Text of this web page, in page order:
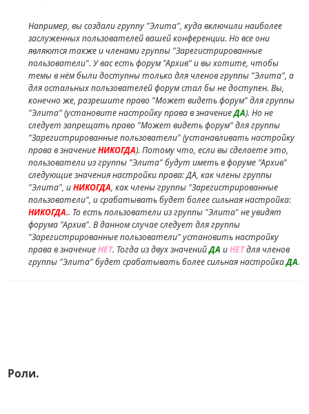
Например, вы создали группу "Элита", куда включили наиболее
заслуженных пользователей вашей конференции. Но все они
являются также и членами группы "Зарегистрированные
пользователи". У вас есть форум "Архив" и вы хотите, чтобы
темы в нём были доступны только для членов группы "Элита", а
для остальных пользователей форум стал бы не доступен. Вы,
конечно же, разрешите право "Может видеть форум" для группы
"Элита" (установите настройку права в значениеДА). Но не
следует запрещать право "Может видеть форум" для группы
"Зарегистрированные пользователи" (устанавливать настройку
права в значениеНИКОГДА). Потому что, если вы сделаете это,
пользователи из группы "Элита" будут иметь в форуме "Архив"
следующие значения настройки права: ДА, как члены группы
"Элита", иНИКОГДА, как члены группы "Зарегистрированные
пользователи", и срабатывать будет более сильная настройка:
НИКОГДА.. То есть пользователи из группы "Элита" не увидят
форума "Архив". В данном случае следует для группы
"Зарегистрированные пользователи" установить настройку
права в значениеНЕТ. Тогда из двух значенийДА иНЕТдля членов
группы "Элита" будет срабатывать более сильная настройкаДА.
Роли.